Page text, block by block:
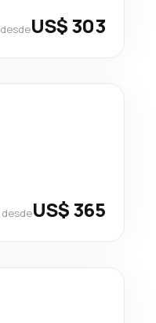
desdeUS$ 303
desdeUS$ 365